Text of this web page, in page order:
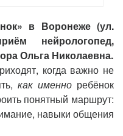
в Воронеже (ул.
нейрологопед,
Ольга Николаевна.
когда важно не
как именно ребёнок
понятный маршрут:
навыки общения